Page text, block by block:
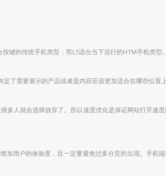
的传统手机类型；而L5适合当下流行的HTM手机类型。
需要展示的产品或者是内容应该更加适合在哪些位置上
人就会选择放弃了。所以速度优化是保证网站打开速
用户的体验度，且一定要避免过多分页的出现。手机